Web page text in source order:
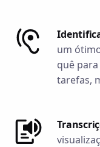
um
quê
tarefas,